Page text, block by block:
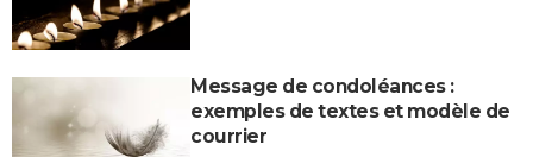
Message de condoléances :
exemples de textes et modèle de
courrier